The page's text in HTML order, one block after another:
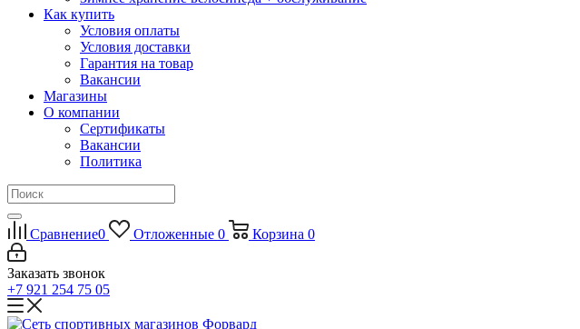
Как купить
Условия оплаты
Условия доставки
Гарантия на товар
Вакансии
Магазины
О компании
Сертификаты
Вакансии
Политика
Сравнение0 Отложенные 0 Корзина 0
Заказать звонок
+7 921 254 75 05